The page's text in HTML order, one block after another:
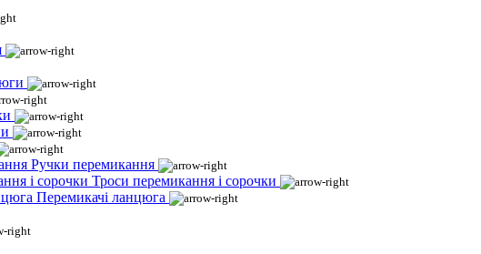
Ручки перемикання
Троси перемикання і сорочки
Перемикачі ланцюга